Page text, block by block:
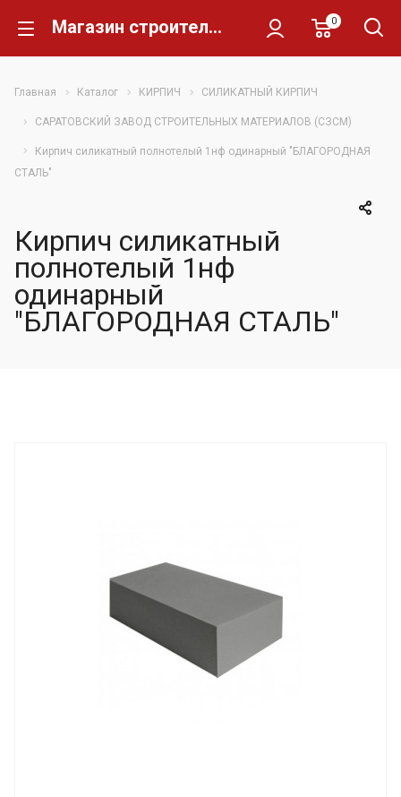
Магазин строительных материалов Склад Кирпича 0
Главная Каталог КИРПИЧ СИЛИКАТНЫЙ КИРПИЧ
САРАТОВСКИЙ ЗАВОД СТРОИТЕЛЬНЫХ МАТЕРИАЛОВ (СЗСМ)
Кирпич силикатный полнотелый 1нф одинарный "БЛАГОРОДНАЯ
СТАЛЬ"
Кирпич силикатный
полнотелый 1нф
одинарный
"БЛАГОРОДНАЯ СТАЛЬ"